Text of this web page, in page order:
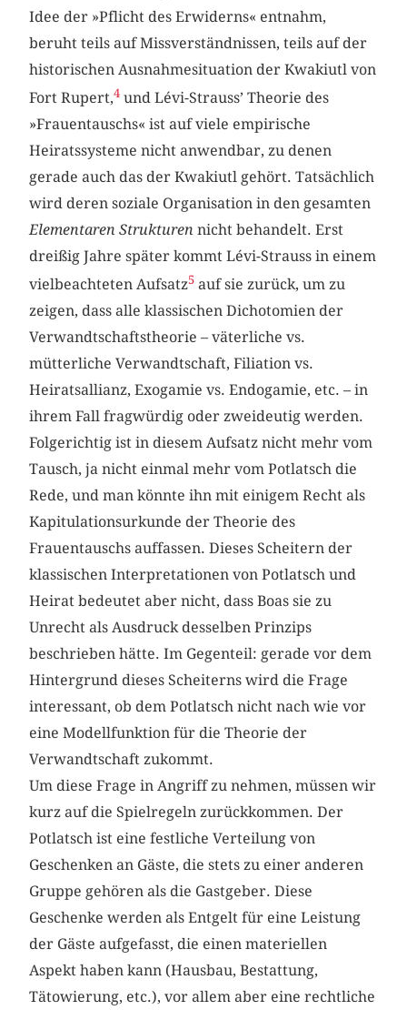
Idee der »Pflicht des Erwiderns« entnahm,
beruht teils auf Missverständnissen, teils auf der
historischen Ausnahmesituation der Kwakiutl von
Fort Rupert,4 und Lévi-Strauss’ Theorie des
»Frauentauschs« ist auf viele empirische
Heiratssysteme nicht anwendbar, zu denen
gerade auch das der Kwakiutl gehört. Tatsächlich
wird deren soziale Organisation in den gesamten
Elementaren Strukturen nicht behandelt. Erst
dreißig Jahre später kommt Lévi-Strauss in einem
vielbeachteten Aufsatz5 auf sie zurück, um zu
zeigen, dass alle klassischen Dichotomien der
Verwandtschaftstheorie – väterliche vs.
mütterliche Verwandtschaft, Filiation vs.
Heiratsallianz, Exogamie vs. Endogamie, etc. – in
ihrem Fall fragwürdig oder zweideutig werden.
Folgerichtig ist in diesem Aufsatz nicht mehr vom
Tausch, ja nicht einmal mehr vom Potlatsch die
Rede, und man könnte ihn mit einigem Recht als
Kapitulationsurkunde der Theorie des
Frauentauschs auffassen. Dieses Scheitern der
klassischen Interpretationen von Potlatsch und
Heirat bedeutet aber nicht, dass Boas sie zu
Unrecht als Ausdruck desselben Prinzips
beschrieben hätte. Im Gegenteil: gerade vor dem
Hintergrund dieses Scheiterns wird die Frage
interessant, ob dem Potlatsch nicht nach wie vor
eine Modellfunktion für die Theorie der
Verwandtschaft zukommt.
Um diese Frage in Angriff zu nehmen, müssen wir
kurz auf die Spielregeln zurückkommen. Der
Potlatsch ist eine festliche Verteilung von
Geschenken an Gäste, die stets zu einer anderen
Gruppe gehören als die Gastgeber. Diese
Geschenke werden als Entgelt für eine Leistung
der Gäste aufgefasst, die einen materiellen
Aspekt haben kann (Hausbau, Bestattung,
Tätowierung, etc.), vor allem aber eine rechtliche